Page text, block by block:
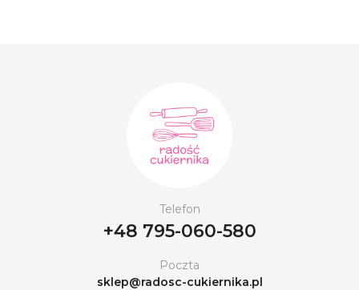
Telefon
+48 795-060-580
Poczta
sklep@radosc-cukiernika.pl